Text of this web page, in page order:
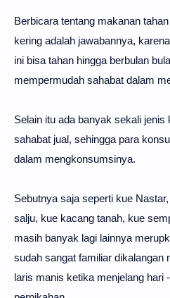
Berbicara tentang makanan
kering adalah jawabannya,
ini bisa tahan hingga berbulan
mempermudah sahabat dalam
Selain itu ada banyak sekali jenis
sahabat jual, sehingga para
dalam mengkonsumsinya.
Sebutnya saja seperti kue
salju, kue kacang tanah, kue
masih banyak lagi lainnya
sudah sangat familiar dikalangan
laris manis ketika menjelang hari